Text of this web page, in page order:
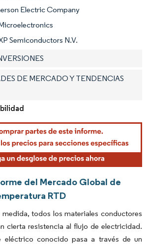
Electric Company
Semiconductors N.V.
DE MERCADO Y TENDENCIAS
del Mercado Global de
RTD
todos los materiales conductores
cierta resistencia al flujo de electricidad.
eléctrico conocido pasa a través de un